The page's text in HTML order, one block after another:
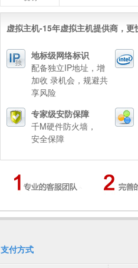
虚拟主机-15年虚拟主机提供商，更
地标级网络标识
配备独立IP地址，增
加收 录机会，规避共
享风险
专家级安防保障
千M硬件防火墙，
安全保障
支付方式